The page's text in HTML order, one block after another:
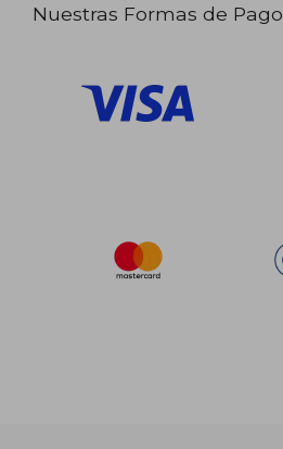
Nuestras Formas de Pago